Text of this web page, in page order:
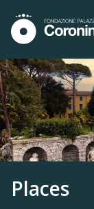
Places